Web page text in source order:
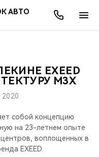
АВТО
EXEED
M3X
собой концепцию
на 23-летнем опыте
воплощенных в
EXEED.